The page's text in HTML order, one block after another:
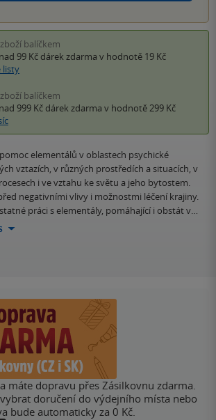
balíčkem
99 Kč dárek zdarma v hodnotě 19 Kč
listy
balíčkem
999 Kč dárek zdarma v hodnotě 299 Kč
elementálů v oblastech psychické
vztazích, v různých prostředích a situacích, v
i ve vztahu ke světu a jeho bytostem.
negativními vlivy i možnostmi léčení krajiny.
práci s elementály, pomáhající i obstát v…
máte dopravu přes Zásilkovnu zdarma.
doručení do výdejního místa nebo
bude automaticky za 0 Kč.